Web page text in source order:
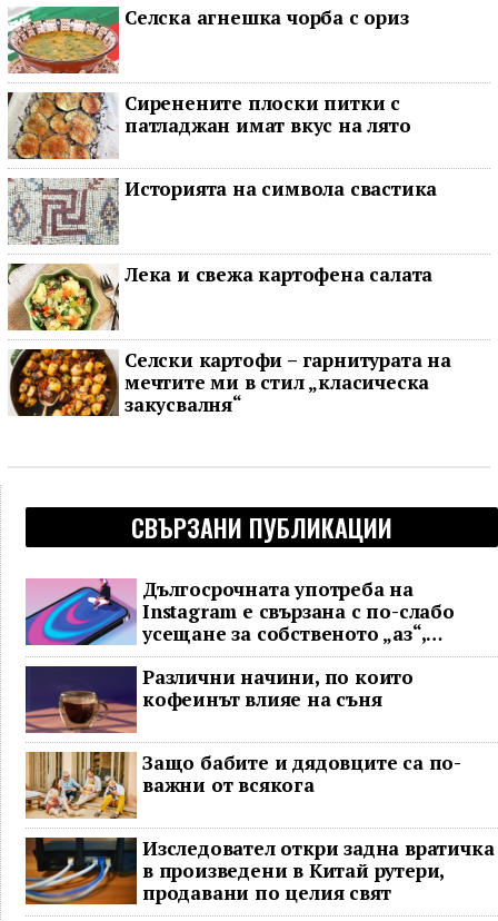
Селска агнешка чорба с ориз
Сиренените плоски питки с
патладжан имат вкус на лято
Историята на символа свастика
Лека и свежа картофена салата
Селски картофи – гарнитурата на
мечтите ми в стил „класическа
закусвалня“
СВЪРЗАНИ ПУБЛИКАЦИИ
Дългосрочната употреба на
Instagram е свързана с по-слабо
усещане за собственото „аз“,
показва проучване
Различни начини, по които
кофеинът влияе на съня
Защо бабите и дядовците са по-
важни от всякога
Изследовател откри задна вратичка
в произведени в Китай рутери,
продавани по целия свят